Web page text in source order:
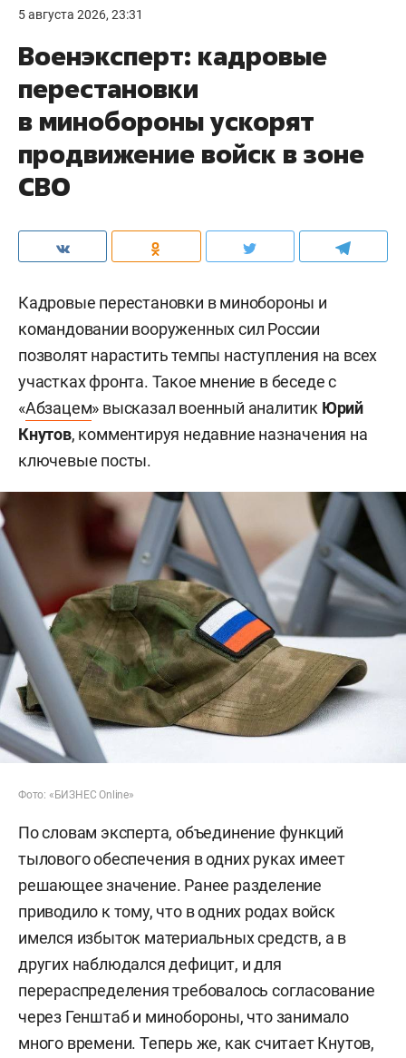
5 августа 2026, 23:31
Военэксперт: кадровые
перестановки
в минобороны ускорят
продвижение войск в зоне
СВО
Кадровые перестановки в минобороны и
командовании вооруженных сил России
позволят нарастить темпы наступления на всех
участках фронта. Такое мнение в беседе с
«Абзацем» высказал военный аналитик Юрий
Кнутов, комментируя недавние назначения на
ключевые посты.
Фото: «БИЗНЕС Online»
По словам эксперта, объединение функций
тылового обеспечения в одних руках имеет
решающее значение. Ранее разделение
приводило к тому, что в одних родах войск
имелся избыток материальных средств, а в
других наблюдался дефицит, и для
перераспределения требовалось согласование
через Генштаб и минобороны, что занимало
много времени. Теперь же, как считает Кнутов,